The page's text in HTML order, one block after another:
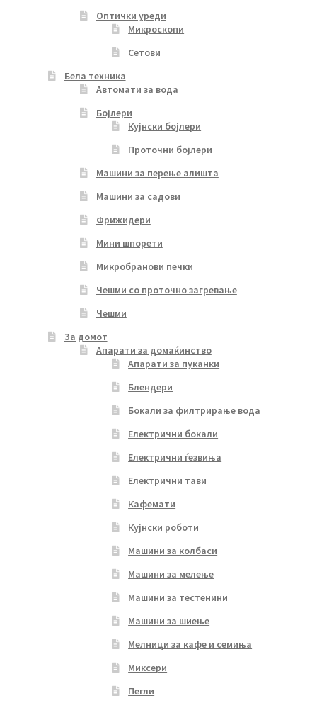
Оптички уреди
Микроскопи
Сетови
Бела техника
Автомати за вода
Бојлери
Кујнски бојлери
Проточни бојлери
Машини за перење алишта
Машини за садови
Фрижидери
Мини шпорети
Микробранови печки
Чешми со проточно загревање
Чешми
За домот
Апарати за домаќинство
Апарати за пуканки
Блендери
Бокали за филтрирање вода
Електрични бокали
Електрични ѓезвиња
Електрични тави
Кафемати
Кујнски роботи
Машини за колбаси
Машини за мелење
Машини за тестенини
Машини за шиење
Мелници за кафе и семиња
Миксери
Пегли